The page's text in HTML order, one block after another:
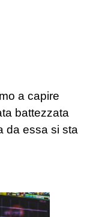
a capire
battezzata
da essa si sta